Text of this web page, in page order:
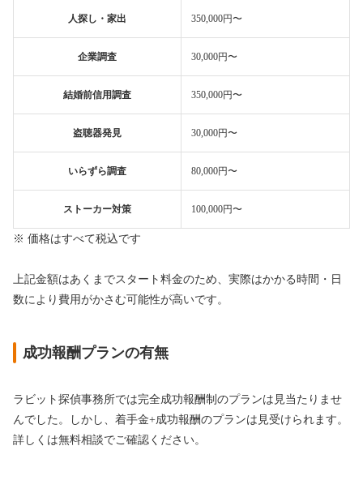
人探し・家出 350,000円〜
企業調査 30,000円〜
結婚前信用調査 350,000円〜
盗聴器発見 30,000円〜
いらずら調査 80,000円〜
ストーカー対策 100,000円〜
※ 価格はすべて税込です
上記金額はあくまでスタート料金のため、実際はかかる時間・日
数により費用がかさむ可能性が高いです。
成功報酬プランの有無
ラビット探偵事務所では完全成功報酬制のプランは見当たりませ
んでした。しかし、着手金+成功報酬のプランは見受けられます。
詳しくは無料相談でご確認ください。